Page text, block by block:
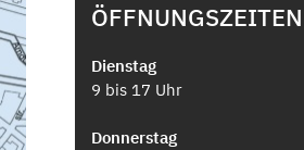
ÖFFNUNGSZEITEN
Dienstag
9 bis 17 Uhr
Donnerstag